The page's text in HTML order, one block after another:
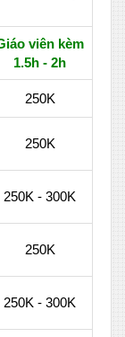
viên kèm
1.5h - 2h
250K
250K
250K - 300K
250K
250K - 300K